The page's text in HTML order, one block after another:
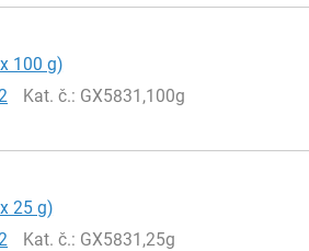
100 g)
Kat. č.: GX5831,100g
25 g)
Kat. č.: GX5831,25g